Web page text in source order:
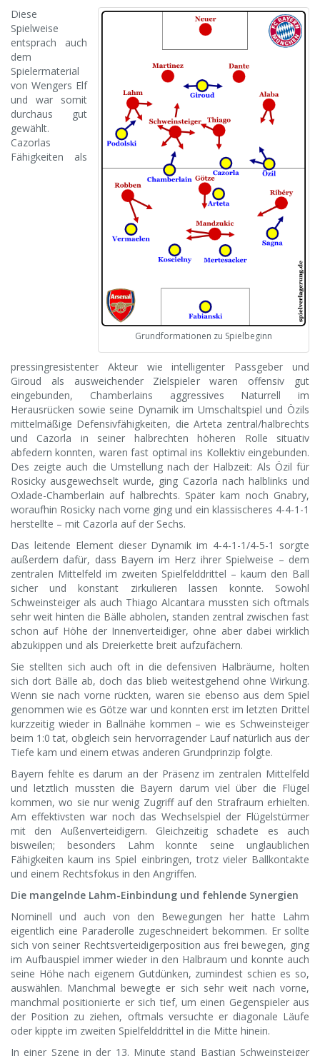
Grundformationen zu Spielbeginn
Diese
Spielweise
entsprach auch
dem
Spielermaterial
von Wengers Elf
und war somit
durchaus gut
gewählt.
Cazorlas
Fähigkeiten als
pressingresistenter Akteur wie intelligenter Passgeber und
Giroud als ausweichender Zielspieler waren offensiv gut
eingebunden, Chamberlains aggressives Naturrell im
Herausrücken sowie seine Dynamik im Umschaltspiel und Özils
mittelmäßige Defensivfähigkeiten, die Arteta zentral/halbrechts
und Cazorla in seiner halbrechten höheren Rolle situativ
abfedern konnten, waren fast optimal ins Kollektiv eingebunden.
Des zeigte auch die Umstellung nach der Halbzeit: Als Özil für
Rosicky ausgewechselt wurde, ging Cazorla nach halblinks und
Oxlade-Chamberlain auf halbrechts. Später kam noch Gnabry,
woraufhin Rosicky nach vorne ging und ein klassischeres 4-4-1-1
herstellte – mit Cazorla auf der Sechs.
Das leitende Element dieser Dynamik im 4-4-1-1/4-5-1 sorgte
außerdem dafür, dass Bayern im Herz ihrer Spielweise – dem
zentralen Mittelfeld im zweiten Spielfelddrittel – kaum den Ball
sicher und konstant zirkulieren lassen konnte. Sowohl
Schweinsteiger als auch Thiago Alcantara mussten sich oftmals
sehr weit hinten die Bälle abholen, standen zentral zwischen fast
schon auf Höhe der Innenverteidiger, ohne aber dabei wirklich
abzukippen und als Dreierkette breit aufzufächern.
Sie stellten sich auch oft in die defensiven Halbräume, holten
sich dort Bälle ab, doch das blieb weitestgehend ohne Wirkung.
Wenn sie nach vorne rückten, waren sie ebenso aus dem Spiel
genommen wie es Götze war und konnten erst im letzten Drittel
kurzzeitig wieder in Ballnähe kommen – wie es Schweinsteiger
beim 1:0 tat, obgleich sein hervorragender Lauf natürlich aus der
Tiefe kam und einem etwas anderen Grundprinzip folgte.
Bayern fehlte es darum an der Präsenz im zentralen Mittelfeld
und letztlich mussten die Bayern darum viel über die Flügel
kommen, wo sie nur wenig Zugriff auf den Strafraum erhielten.
Am effektivsten war noch das Wechselspiel der Flügelstürmer
mit den Außenverteidigern. Gleichzeitig schadete es auch
bisweilen; besonders Lahm konnte seine unglaublichen
Fähigkeiten kaum ins Spiel einbringen, trotz vieler Ballkontakte
und einem Rechtsfokus in den Angriffen.
Die mangelnde Lahm-Einbindung und fehlende Synergien
Nominell und auch von den Bewegungen her hatte Lahm
eigentlich eine Paraderolle zugeschneidert bekommen. Er sollte
sich von seiner Rechtsverteidigerposition aus frei bewegen, ging
im Aufbauspiel immer wieder in den Halbraum und konnte auch
seine Höhe nach eigenem Gutdünken, zumindest schien es so,
auswählen. Manchmal bewegte er sich sehr weit nach vorne,
manchmal positionierte er sich tief, um einen Gegenspieler aus
der Position zu ziehen, oftmals versuchte er diagonale Läufe
oder kippte im zweiten Spielfelddrittel in die Mitte hinein.
In einer Szene in der 13. Minute stand Bastian Schweinsteiger